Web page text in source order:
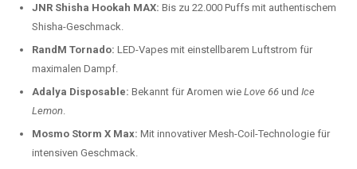
JNR Shisha Hookah MAX: Bis zu 22.000 Puffs mit authentischem
Shisha-Geschmack.
RandM Tornado: LED-Vapes mit einstellbarem Luftstrom für
maximalen Dampf.
Adalya Disposable: Bekannt für Aromen wie Love 66 und Ice
Lemon.
Mosmo Storm X Max: Mit innovativer Mesh-Coil-Technologie für
intensiven Geschmack.